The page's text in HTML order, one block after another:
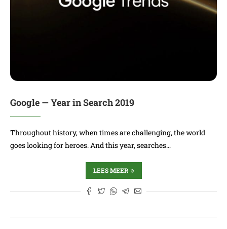
Google — Year in Search 2019
Throughout history, when times are challenging, the world
goes looking for heroes. And this year, searches…
LEES MEER